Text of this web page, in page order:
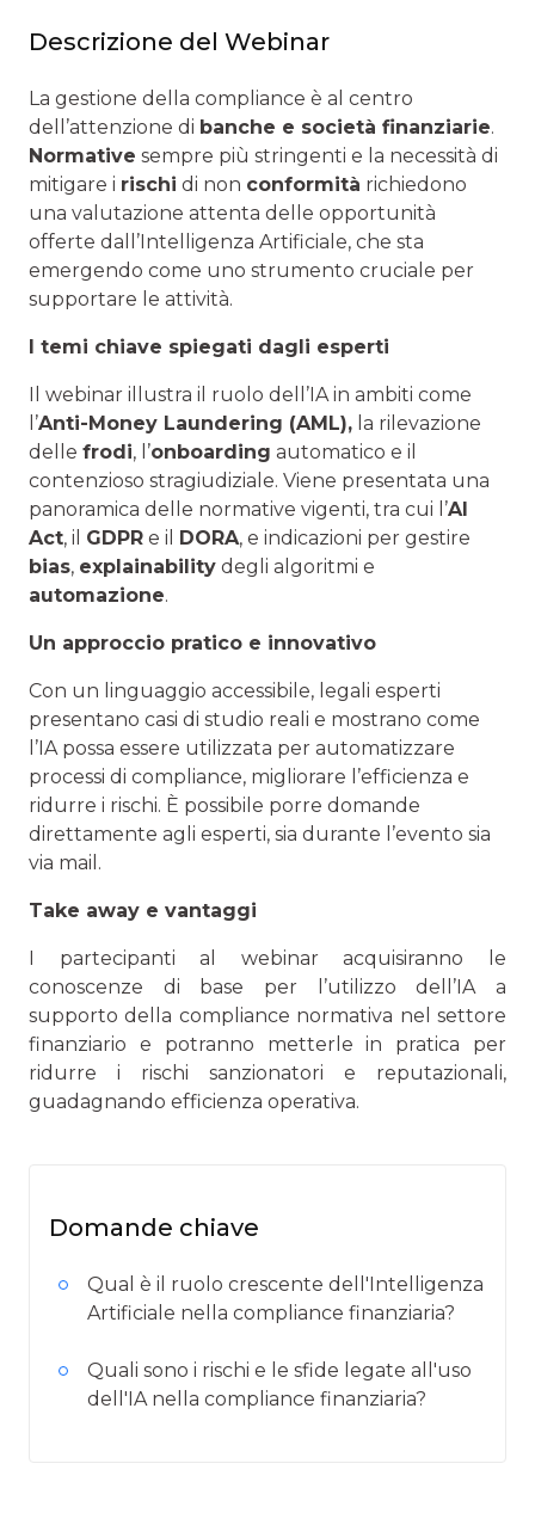
Descrizione del Webinar
La gestione della compliance è al centro
dell’attenzione di banche e società finanziarie.
Normative sempre più stringenti e la necessità di
mitigare i rischi di non conformità richiedono
una valutazione attenta delle opportunità
offerte dall’Intelligenza Artificiale, che sta
emergendo come uno strumento cruciale per
supportare le attività.
I temi chiave spiegati dagli esperti
Il webinar illustra il ruolo dell’IA in ambiti come
l’Anti-Money Laundering (AML), la rilevazione
delle frodi, l’onboarding automatico e il
contenzioso stragiudiziale. Viene presentata una
panoramica delle normative vigenti, tra cui l’AI
Act, il GDPR e il DORA, e indicazioni per gestire
bias, explainability degli algoritmi e
automazione.
Un approccio pratico e innovativo
Con un linguaggio accessibile, legali esperti
presentano casi di studio reali e mostrano come
l’IA possa essere utilizzata per automatizzare
processi di compliance, migliorare l’efficienza e
ridurre i rischi. È possibile porre domande
direttamente agli esperti, sia durante l’evento sia
via mail.
Take away e vantaggi
I partecipanti al webinar acquisiranno le
conoscenze di base per l’utilizzo dell’IA a
supporto della compliance normativa nel settore
finanziario e potranno metterle in pratica per
ridurre i rischi sanzionatori e reputazionali,
guadagnando efficienza operativa.
Domande chiave
Qual è il ruolo crescente dell'Intelligenza
Artificiale nella compliance finanziaria?
Quali sono i rischi e le sfide legate all'uso
dell'IA nella compliance finanziaria?